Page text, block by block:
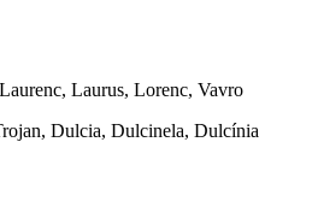
Laurus, Lorenc, Vavro
Dulcia, Dulcinela, Dulcínia